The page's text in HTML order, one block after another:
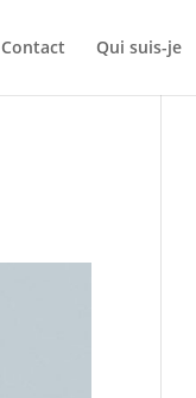
Contact Qui suis-je